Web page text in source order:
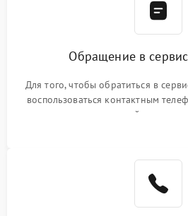
Обращение в
Для того, чтобы обратиться в
воспользоваться контактным
или оставить свой номер